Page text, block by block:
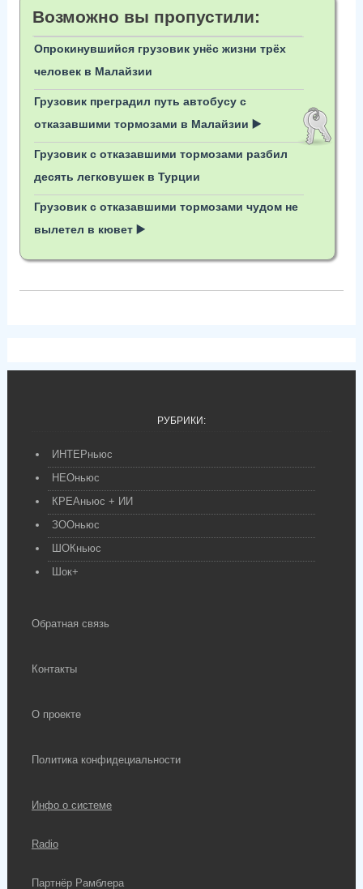
Возможно вы пропустили:
Опрокинувшийся грузовик унёс жизни трёх
человек в Малайзии
Грузовик преградил путь автобусу с
отказавшими тормозами в Малайзии ▶️
Грузовик с отказавшими тормозами разбил
десять легковушек в Турции
Грузовик с отказавшими тормозами чудом не
вылетел в кювет ▶️
РУБРИКИ:
ИНТЕРньюс
НЕОньюс
КРЕАньюс + ИИ
ЗООньюс
ШОКньюс
Шок+
Обратная связь
Контакты
О проекте
Политика конфидециальности
Инфо о системе
Radio
Партнёр Рамблера